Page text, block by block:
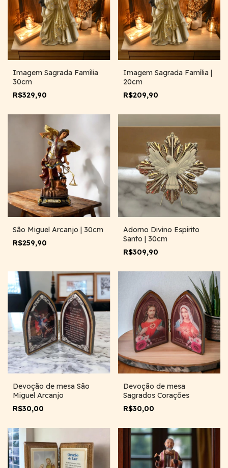
Imagem Sagrada Família
30cm
R$329,90
Imagem Sagrada Família |
20cm
R$209,90
São Miguel Arcanjo | 30cm
R$259,90
Adorno Divino Espírito
Santo | 30cm
R$309,90
Devoção de mesa São
Miguel Arcanjo
R$30,00
Devoção de mesa
Sagrados Corações
R$30,00